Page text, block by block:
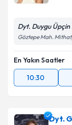
Kişisel
Metni
Dyt. Duygu
Göztepe Mah.
En Yakın Saatler
10:30
Dyt.